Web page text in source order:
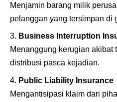
Menjamin barang milik
pelanggan yang tersimpan di
Business Interruption
Menanggung kerugian akibat
distribusi pasca kejadian.
Public Liability Insurance
Mengantisipasi klaim dari